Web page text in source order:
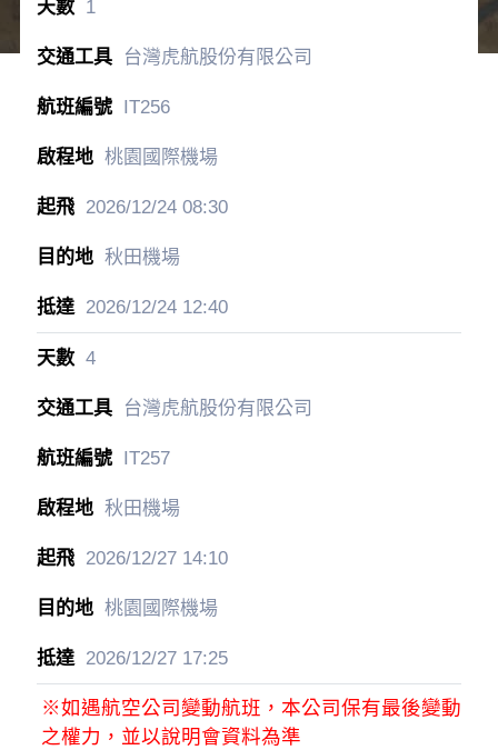
1
台灣虎航股份有限公司
IT256
桃園國際機場
2026/12/2408:30
秋田機場
2026/12/2412:40
4
台灣虎航股份有限公司
IT257
秋田機場
2026/12/2714:10
桃園國際機場
2026/12/2717:25
※如遇航空公司變動航班，本公司保有最後變動
之權力，並以說明會資料為準